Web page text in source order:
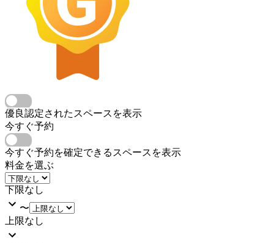
優良認定されたスペースを表示
今すぐ予約
今すぐ予約を確定できるスペースを表示
料金を選ぶ
下限なし
〜
上限なし